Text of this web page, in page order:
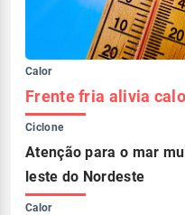
Calor
Frente fria alivia
Ciclone
Atenção para o mar
leste do Nordeste
Calor